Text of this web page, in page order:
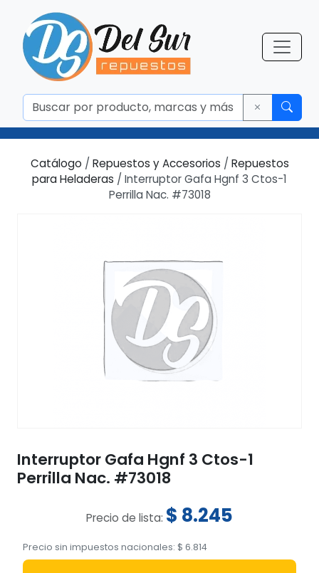
Catálogo / Repuestos y Accesorios / Repuestos
para Heladeras / Interruptor Gafa Hgnf 3 Ctos-1
Perrilla Nac. #73018
Interruptor Gafa Hgnf 3 Ctos-1
Perrilla Nac. #73018
Precio de lista: $ 8.245
Precio sin impuestos nacionales: $ 6.814